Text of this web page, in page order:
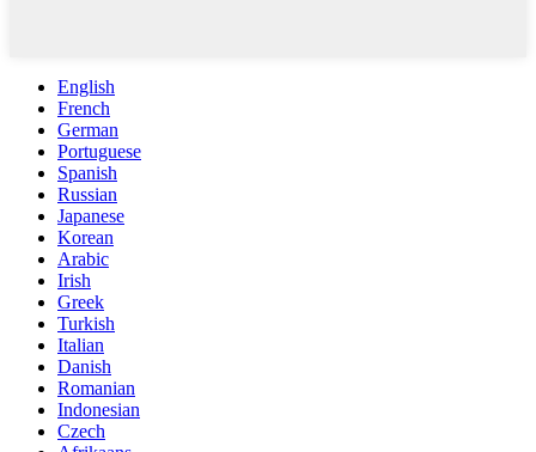
English
French
German
Portuguese
Spanish
Russian
Japanese
Korean
Arabic
Irish
Greek
Turkish
Italian
Danish
Romanian
Indonesian
Czech